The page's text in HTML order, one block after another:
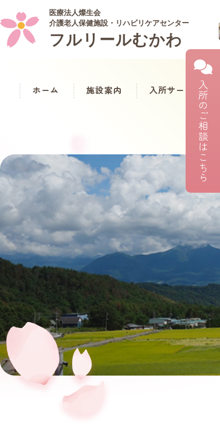
医療法人燦生会
介護老人保健施設・リハビリケアセンター
フルリールむかわ
ホーム 施設案内 入所サービス一覧
リハ
入所のご相談はこちら